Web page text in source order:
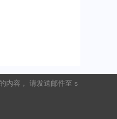
内容， 请发送邮件至 s